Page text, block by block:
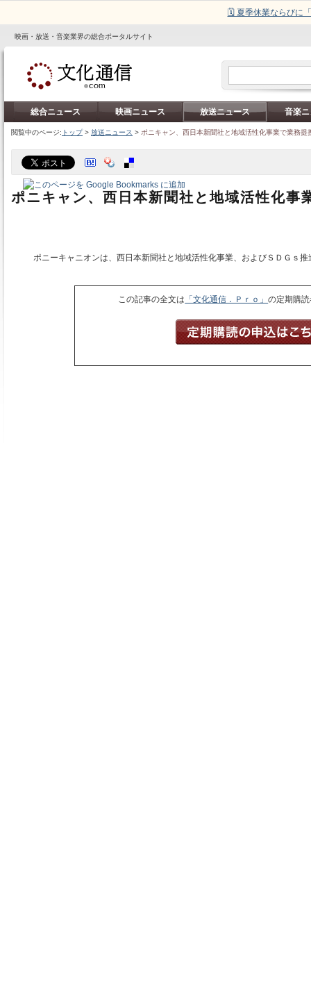
🗓️ 夏季休業ならびに
映画・放送・音楽業界の総合ポータルサイト
総合ニュース 映画ニュース 放送ニュース 音楽
閲覧中のページ: トップ> 放送ニュース > ポニキャン、西日本新聞社と地域活性化事業で業務提
ポニキャン、西日本新聞社と地域活性化事
ポニーキャニオンは、西日本新聞社と地域活性化事業、およびＳＤＧｓ
この記事の全文は 「文化通信．Ｐｒｏ」の定期購